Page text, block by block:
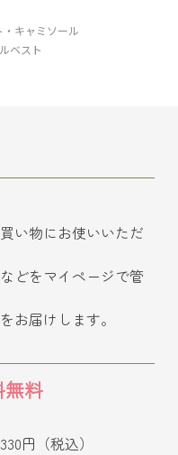
・キャミソール
ベスト
い物にお使いいただ
どをマイページで管
お届けします。
無料
円（税込）